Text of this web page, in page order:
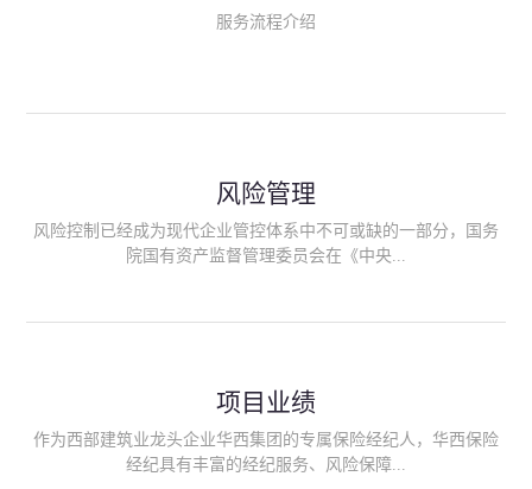
人责任险、首台套/首版次保险、科技保险等）；（三）传统财产
险产品；（六）保险招投标业务。随着业务的开展，华西经纪会
供专业、优质的保险经纪服务。
服务流程介绍
风险管理
风险控制已经成为现代企业管控体系中不可或缺的一部分，国务
院国有资产监督管理委员会在《中央...
能够为客户降低风险管理成本，提高经营效率；能够为企业提供
从风险评估、风险分析、风险防范、风险转移到灾后防损、索赔
等全方位、全过程、专家式的服务，拓展和深化由保险公司提供
项目业绩
作为西部建筑业龙头企业华西集团的专属保险经纪人，华西保险
经纪具有丰富的经纪服务、风险保障...